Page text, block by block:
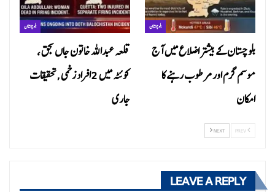
بلوچستان
قلعہ عبداللہ خاتون جاں بحق ،
کوئٹہ میں 2افراد زخمی ,تحقیقات
جاری
بلوچستان
بلوچستان کے بیشتر اضلاع میں آج
موسم گرم اور مرطوب رہنے کا
امکان
NEXT
LEAVE A REPLY